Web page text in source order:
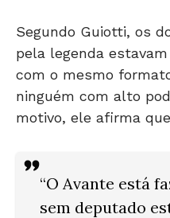
Segundo Guiotti, os
pela legenda
com o mesmo
ninguém com alto
motivo, ele afirma
“O Avante está
sem deputado